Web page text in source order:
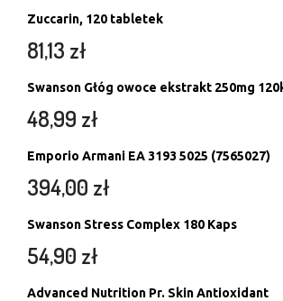
Zuccarin, 120 tabletek
81,13 zł
Swanson Głóg owoce ekstrakt 250mg
48,99 zł
Emporio Armani EA 3193 5025 (7565027)
394,00 zł
Swanson Stress Complex 180 Kaps
54,90 zł
Advanced Nutrition Pr. Skin Antioxidant